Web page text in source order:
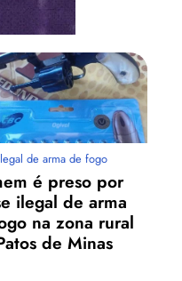
de arma de fogo
é preso por
ilegal de arma
na zona rural
de Minas